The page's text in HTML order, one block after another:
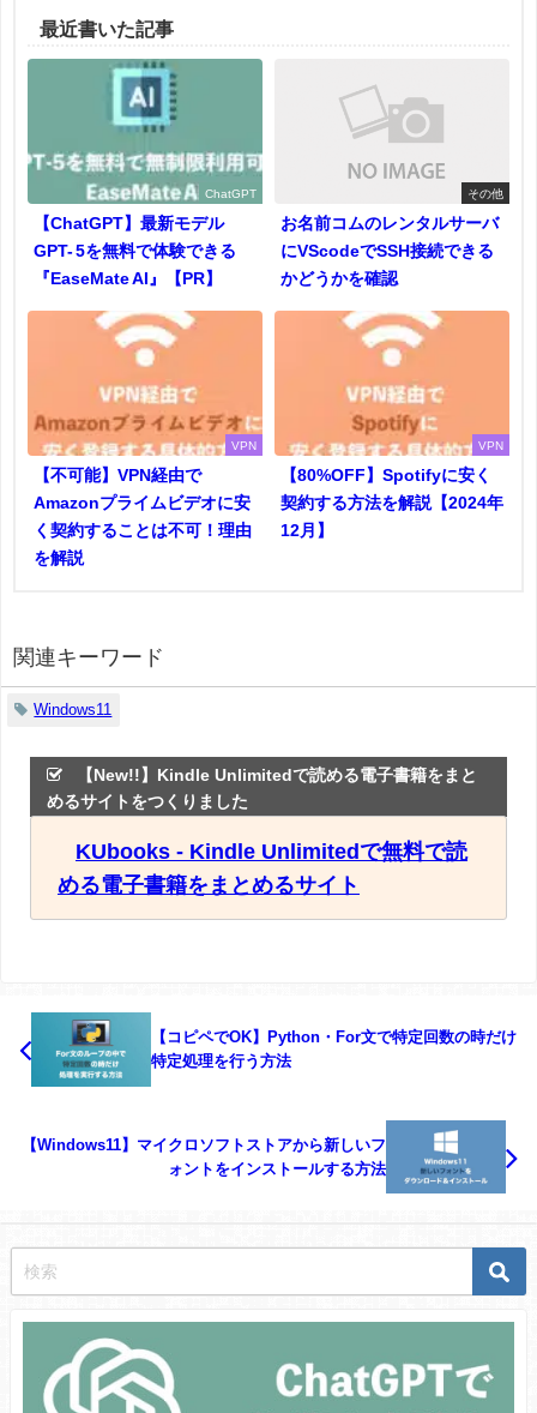
最近書いた記事
ChatGPT
【ChatGPT】最新モデル
GPT- 5を無料で体験できる
『EaseMate AI』【PR】
その他
お名前コムのレンタルサーバ
にVScodeでSSH接続できる
かどうかを確認
VPN
【不可能】VPN経由で
Amazonプライムビデオに安
く契約することは不可！理由
を解説
VPN
【80%OFF】Spotifyに安く
契約する方法を解説【2024年
12月】
関連キーワード
Windows11
【New!!】Kindle Unlimitedで読める電子書籍をまと
めるサイトをつくりました
KUbooks - Kindle Unlimitedで無料で読
める電子書籍をまとめるサイト
【コピペでOK】Python・For文で特定回数の時だけ
特定処理を行う方法
【Windows11】マイクロソフトストアから新しいフ
ォントをインストールする方法